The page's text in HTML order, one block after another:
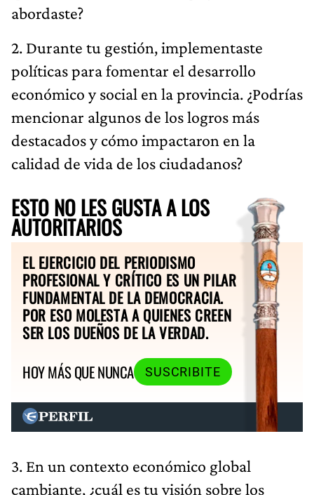
abordaste?
2. Durante tu gestión, implementaste
políticas para fomentar el desarrollo
económico y social en la provincia. ¿Podrías
mencionar algunos de los logros más
destacados y cómo impactaron en la
calidad de vida de los ciudadanos?
ESTO NO LES GUSTA A LOS
AUTORITARIOS
EL EJERCICIO DEL PERIODISMO
PROFESIONAL Y CRÍTICO ES UN PILAR
FUNDAMENTAL DE LA DEMOCRACIA.
POR ESO MOLESTA A QUIENES CREEN
SER LOS DUEÑOS DE LA VERDAD.
HOY MÁS QUE NUNCA
SUSCRIBITE
3. En un contexto económico global
cambiante, ¿cuál es tu visión sobre los